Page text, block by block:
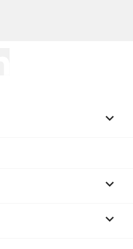


